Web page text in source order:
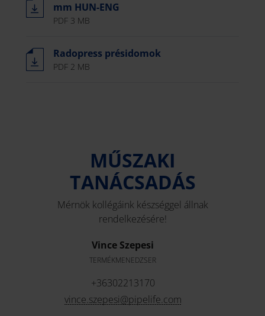
mm HUN-ENG
PDF 3 MB
Radopress présidomok
PDF 2 MB
MŰSZAKI
TANÁCSADÁS
Mérnök kollégáink készséggel állnak
rendelkezésére!
Vince Szepesi
TERMÉKMENEDZSER
+36302213170
vince.szepesi@pipelife.com